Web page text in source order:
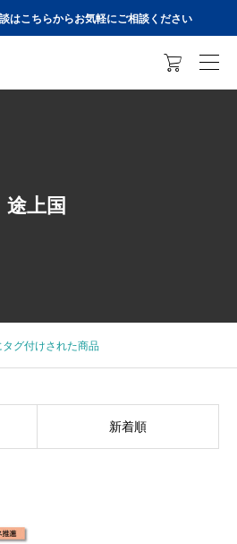
はこちらからお気軽にご相談ください

途上国
タグ付けされた商品
新着順